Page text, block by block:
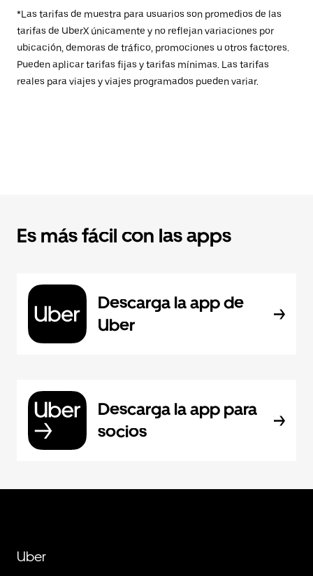
*Las tarifas de muestra para usuarios son promedios de las
tarifas de UberX únicamente y no reflejan variaciones por
ubicación, demoras de tráfico, promociones u otros factores.
Pueden aplicar tarifas fijas y tarifas mínimas. Las tarifas
reales para viajes y viajes programados pueden variar.
Es más fácil con las apps
Descarga la app de
Uber
Descarga la app para
socios
Uber